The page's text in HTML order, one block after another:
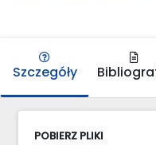
Szczegóły
POBIERZ PLIKI